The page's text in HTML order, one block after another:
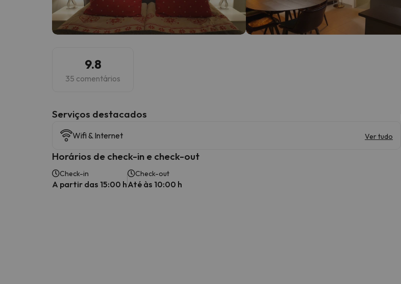
9.8
35 comentários
Serviços destacados
Wifi & Internet Ver tudo
Horários de check-in e check-out
Check-in
A partir das 15:00 h
Check-out
Até às 10:00 h